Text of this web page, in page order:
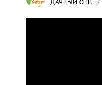
ДАЧНЫЙ ОТВЕТ